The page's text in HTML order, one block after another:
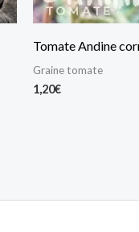
Tomate Andine
Graine tomate
1,20€